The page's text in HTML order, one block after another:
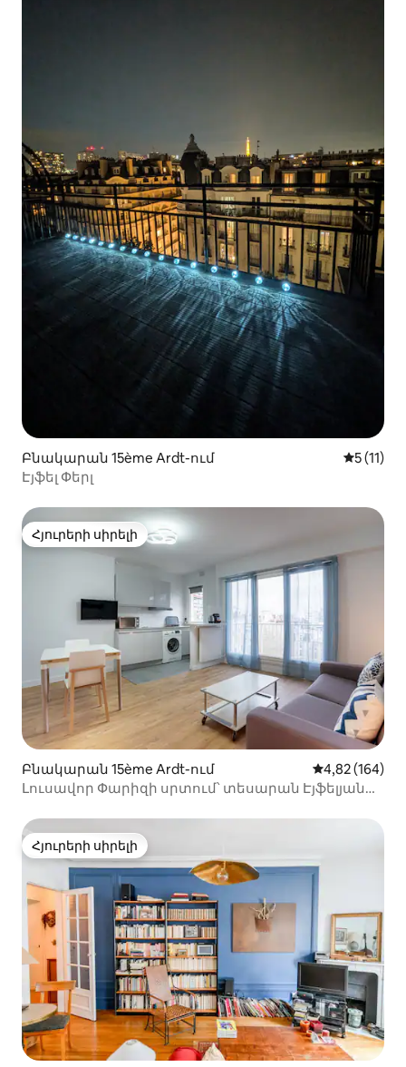
Բնակարան 15ème Ardt-ում Միջին
5 (11)
Էյֆել Փերլ
Հյուրերի սիրելի
Հյուրերի սիրելի
Բնակարան 15ème Ardt-ում Միջին
4,82 (164)
Լուսավոր Փարիզի սրտում՝ տեսարան Էյֆելյան
Հյուրերի սիրելի
Հյուրերի սիրելի